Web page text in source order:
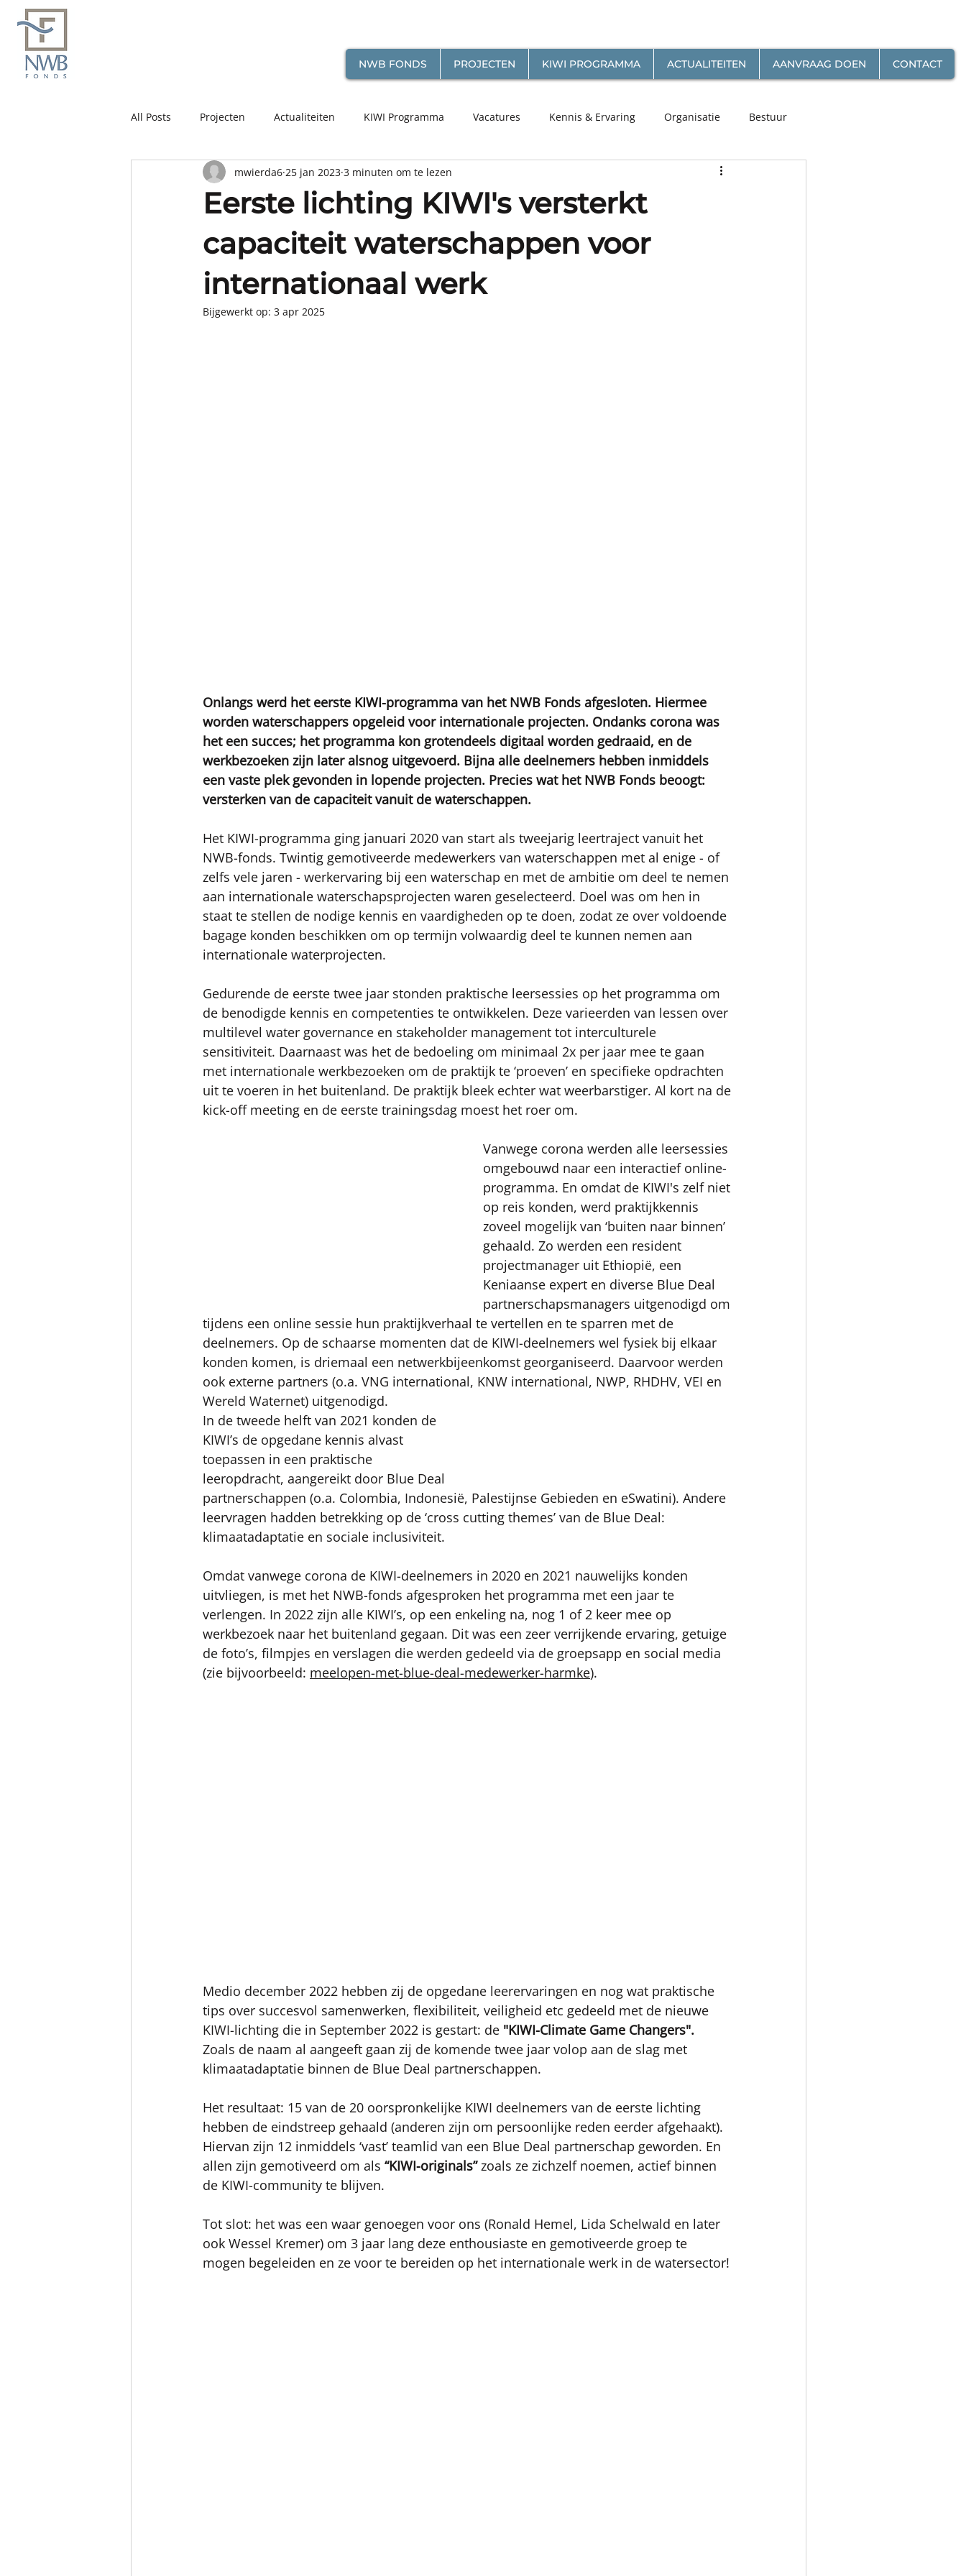
NWB FONDS PROJECTEN KIWI PROGRAMMA ACTUALITEITEN AANVRAAG DOEN CONTACT
All Posts Projecten Actualiteiten KIWI Programma Vacatures Kennis & Ervaring Organisatie Bestuur
Eerste lichting KIWI's versterkt
capaciteit waterschappen voor
internationaal werk
mwierda6 25 jan 2023 3 minuten om te lezen
Bijgewerkt op: 3 apr 2025
Onlangs werd het eerste KIWI-programma van het NWB Fonds afgesloten. Hiermee
worden waterschappers opgeleid voor internationale projecten. Ondanks corona was
het een succes; het programma kon grotendeels digitaal worden gedraaid, en de
werkbezoeken zijn later alsnog uitgevoerd. Bijna alle deelnemers hebben inmiddels
een vaste plek gevonden in lopende projecten. Precies wat het NWB Fonds beoogt:
versterken van de capaciteit vanuit de waterschappen.
Het KIWI-programma ging januari 2020 van start als tweejarig leertraject vanuit het
NWB-fonds. Twintig gemotiveerde medewerkers van waterschappen met al enige - of
zelfs vele jaren - werkervaring bij een waterschap en met de ambitie om deel te nemen
aan internationale waterschapsprojecten waren geselecteerd. Doel was om hen in
staat te stellen de nodige kennis en vaardigheden op te doen, zodat ze over voldoende
bagage konden beschikken om op termijn volwaardig deel te kunnen nemen aan
internationale waterprojecten.
Gedurende de eerste twee jaar stonden praktische leersessies op het programma om
de benodigde kennis en competenties te ontwikkelen. Deze varieerden van lessen over
multilevel water governance en stakeholder management tot interculturele
sensitiviteit. Daarnaast was het de bedoeling om minimaal 2x per jaar mee te gaan
met internationale werkbezoeken om de praktijk te ‘proeven’ en specifieke opdrachten
uit te voeren in het buitenland. De praktijk bleek echter wat weerbarstiger. Al kort na de
kick-off meeting en de eerste trainingsdag moest het roer om.
Vanwege corona werden alle leersessies
omgebouwd naar een interactief online-
programma. En omdat de KIWI's zelf niet
op reis konden, werd praktijkkennis
zoveel mogelijk van ‘buiten naar binnen’
gehaald. Zo werden een resident
projectmanager uit Ethiopië, een
Keniaanse expert en diverse Blue Deal
partnerschapsmanagers uitgenodigd om
tijdens een online sessie hun praktijkverhaal te vertellen en te sparren met de
deelnemers. Op de schaarse momenten dat de KIWI-deelnemers wel fysiek bij elkaar
konden komen, is driemaal een netwerkbijeenkomst georganiseerd. Daarvoor werden
ook externe partners (o.a. VNG international, KNW international, NWP, RHDHV, VEI en
Wereld Waternet) uitgenodigd.
In de tweede helft van 2021 konden de
KIWI’s de opgedane kennis alvast
toepassen in een praktische
leeropdracht, aangereikt door Blue Deal
partnerschappen (o.a. Colombia, Indonesië, Palestijnse Gebieden en eSwatini). Andere
leervragen hadden betrekking op de ‘cross cutting themes’ van de Blue Deal:
klimaatadaptatie en sociale inclusiviteit.
Omdat vanwege corona de KIWI-deelnemers in 2020 en 2021 nauwelijks konden
uitvliegen, is met het NWB-fonds afgesproken het programma met een jaar te
verlengen. In 2022 zijn alle KIWI’s, op een enkeling na, nog 1 of 2 keer mee op
werkbezoek naar het buitenland gegaan. Dit was een zeer verrijkende ervaring, getuige
de foto’s, filmpjes en verslagen die werden gedeeld via de groepsapp en social media
(zie bijvoorbeeld: meelopen-met-blue-deal-medewerker-harmke).
Medio december 2022 hebben zij de opgedane leerervaringen en nog wat praktische
tips over succesvol samenwerken, flexibiliteit, veiligheid etc gedeeld met de nieuwe
KIWI-lichting die in September 2022 is gestart: de "KIWI-Climate Game Changers".
Zoals de naam al aangeeft gaan zij de komende twee jaar volop aan de slag met
klimaatadaptatie binnen de Blue Deal partnerschappen.
Het resultaat: 15 van de 20 oorspronkelijke KIWI deelnemers van de eerste lichting
hebben de eindstreep gehaald (anderen zijn om persoonlijke reden eerder afgehaakt).
Hiervan zijn 12 inmiddels ‘vast’ teamlid van een Blue Deal partnerschap geworden. En
allen zijn gemotiveerd om als “KIWI-originals” zoals ze zichzelf noemen, actief binnen
de KIWI-community te blijven.
Tot slot: het was een waar genoegen voor ons (Ronald Hemel, Lida Schelwald en later
ook Wessel Kremer) om 3 jaar lang deze enthousiaste en gemotiveerde groep te
mogen begeleiden en ze voor te bereiden op het internationale werk in de watersector!